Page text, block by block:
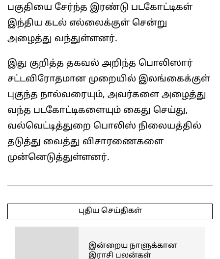
பகுதியை சேர்ந்த இரண்டு படகோட்டிகள்
இந்திய கடல் எல்லைக்குள் சென்று
அழைத்து வந்துள்ளனர்.
இது குறித்த தகவல் அறிந்த பொலிஸார்
சட்டவிரோதமான முறையில் இலங்கைக்குள்
புகுந்த நால்வரையும், அவர்களை அழைத்து
வந்த படகோட்டிகளையும் கைது செய்து,
வல்வெட்டித்துறை பொலிஸ் நிலையத்தில்
தடுத்து வைத்து விசாரணைகளை
முன்னெடுத்துள்ளனர்.
05-
புதிய செய்திகள்
இன்றைய நாளுக்கான
இராசி பலன்கள்